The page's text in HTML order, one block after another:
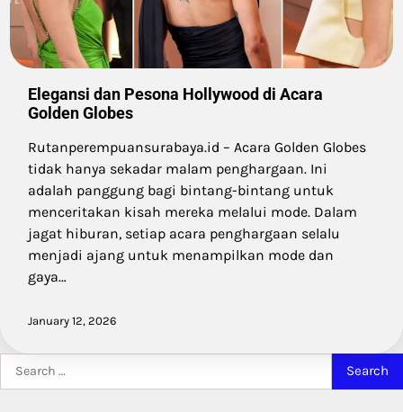
Elegansi dan Pesona Hollywood di Acara
Golden Globes
Rutanperempuansurabaya.id – Acara Golden Globes
tidak hanya sekadar malam penghargaan. Ini
adalah panggung bagi bintang-bintang untuk
menceritakan kisah mereka melalui mode. Dalam
jagat hiburan, setiap acara penghargaan selalu
menjadi ajang untuk menampilkan mode dan
gaya…
January 12, 2026